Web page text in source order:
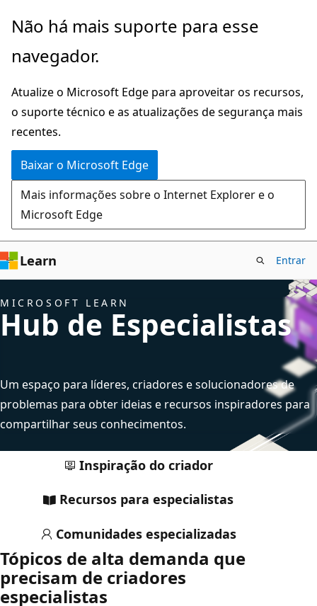
Pular
o
principal
Não há mais suporte para esse
navegador.
Atualize o Microsoft Edge para aproveitar os recursos,
o suporte técnico e as atualizações de segurança mais
recentes.
Baixar o Microsoft Edge
Mais informações sobre o Internet Explorer e o
Microsoft Edge
Learn Entrar
MICROSOFT LEARN
Hub de Especialistas
Um espaço para líderes, criadores e solucionadores de
problemas para obter ideias e recursos inspiradores para
compartilhar seus conhecimentos.
Inspiração do criador
Recursos para especialistas
Comunidades especializadas
Tópicos de alta demanda que
precisam de criadores
especialistas